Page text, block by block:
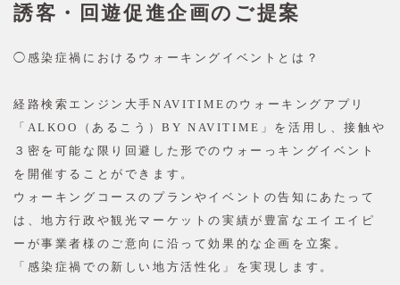
誘客・回遊促進企画のご提案
◯感染症禍におけるウォーキングイベントとは？
経路検索エンジン大手NAVITIMEのウォーキングアプリ
「ALKOO（あるこう）BY NAVITIME」を活用し、接触や
３密を可能な限り回避した形でのウォーっキングイベント
を開催することができます。
ウォーキングコースのプランやイベントの告知にあたって
は、地方行政や観光マーケットの実績が豊富なエイエイピ
ーが事業者様のご意向に沿って効果的な企画を立案。
「感染症禍での新しい地方活性化」を実現します。